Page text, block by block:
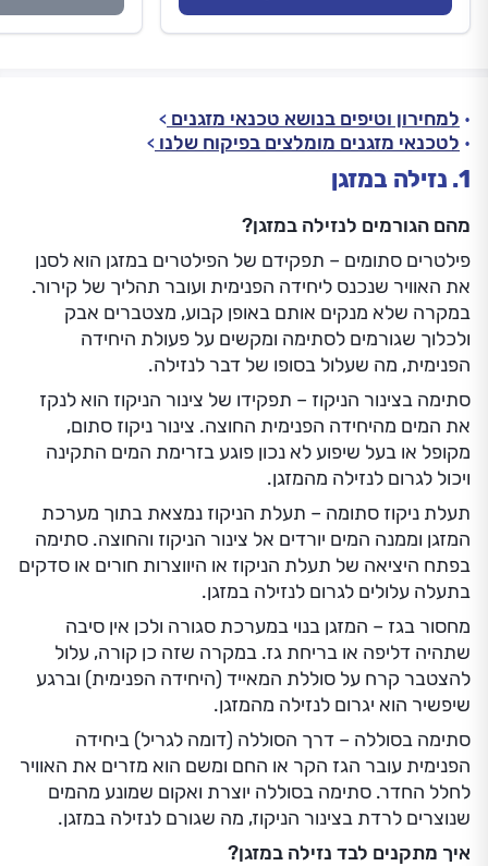
למחירון וטיפים בנושא טכנאי מזגנים
לטכנאי מזגנים מומלצים בפיקוח שלנו
1. נזילה במזגן
מהם הגורמים לנזילה במזגן?
פילטרים סתומים – תפקידם של הפילטרים במזגן הוא לסנן
את האוויר שנכנס ליחידה הפנימית ועובר תהליך של קירור.
במקרה שלא מנקים אותם באופן קבוע, מצטברים אבק
ולכלוך שגורמים לסתימה ומקשים על פעולת היחידה
הפנימית, מה שעלול בסופו של דבר לנזילה.
סתימה בצינור הניקוז – תפקידו של צינור הניקוז הוא לנקז
את המים מהיחידה הפנימית החוצה. צינור ניקוז סתום,
מקופל או בעל שיפוע לא נכון פוגע בזרימת המים התקינה
ויכול לגרום לנזילה מהמזגן.
תעלת ניקוז סתומה – תעלת הניקוז נמצאת בתוך מערכת
המזגן וממנה המים יורדים אל צינור הניקוז והחוצה. סתימה
בפתח היציאה של תעלת הניקוז או היווצרות חורים או סדקים
בתעלה עלולים לגרום לנזילה במזגן.
מחסור בגז – המזגן בנוי במערכת סגורה ולכן אין סיבה
שתהיה דליפה או בריחת גז. במקרה שזה כן קורה, עלול
להצטבר קרח על סוללת המאייד (היחידה הפנימית) וברגע
שיפשיר הוא יגרום לנזילה מהמזגן.
סתימה בסוללה – דרך הסוללה (דומה לגריל) ביחידה
הפנימית עובר הגז הקר או החם ומשם הוא מזרים את האוויר
לחלל החדר. סתימה בסוללה יוצרת ואקום שמונע מהמים
שנוצרים לרדת בצינור הניקוז, מה שגורם לנזילה במזגן.
איך מתקנים לבד נזילה במזגן?